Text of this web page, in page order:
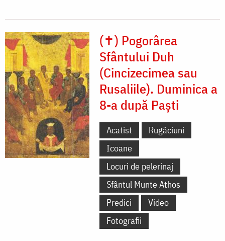
(✝) Pogorârea
Sfântului Duh
(Cincizecimea sau
Rusaliile). Duminica a
8-a după Paști
Acatist
Rugăciuni
Icoane
Locuri de pelerinaj
Sfântul Munte Athos
Predici
Video
Fotografii